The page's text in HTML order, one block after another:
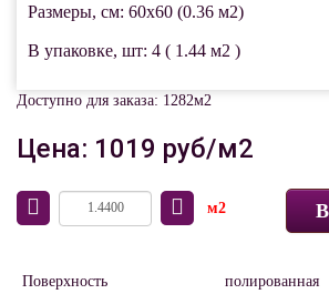
Размеры, см: 60x60 (0.36 м2)
В упаковке, шт: 4 ( 1.44 м2 )
Доступно для заказа: 1282м2
Цена: 1019 руб/м2
м2
Поверхность полированная